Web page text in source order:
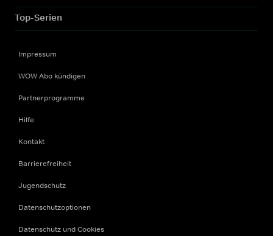
Top-Serien
Impressum
WOW Abo kündigen
Partnerprogramme
Hilfe
Kontakt
Barrierefreiheit
Jugendschutz
Datenschutzoptionen
Datenschutz und Cookies